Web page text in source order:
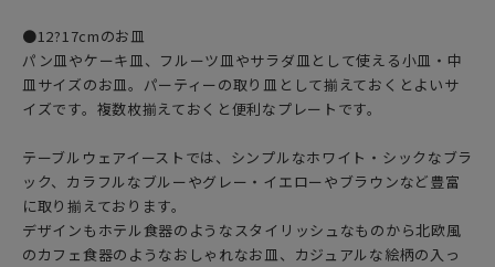
●12?17cmのお皿
パン皿やケーキ皿、フルーツ皿やサラダ皿として使える小皿・中
皿サイズのお皿。パーティーの取り皿として揃えておくとよいサ
イズです。複数枚揃えておくと便利なプレートです。
テーブルウェアイーストでは、シンプルなホワイト・シックなブラ
ック、カラフルなブルーやグレー・イエローやブラウンなど豊富
に取り揃えております。
デザインもホテル食器のようなスタイリッシュなものから北欧風
のカフェ食器のようなおしゃれなお皿、カジュアルな絵柄の入っ